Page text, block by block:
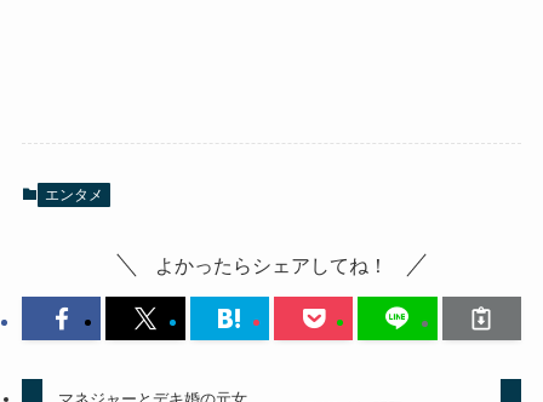
エンタメ
よかったらシェアしてね！